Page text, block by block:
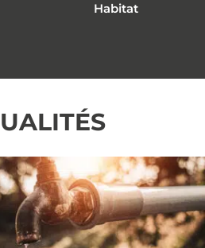
Habitat